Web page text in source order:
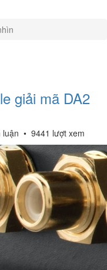
giải mã DA2
luận • 9441 lượt xem